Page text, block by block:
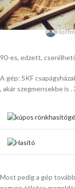
90-es, edzett,
A gép: SKF
, akár szegmensekbe is
Most pedig a gép